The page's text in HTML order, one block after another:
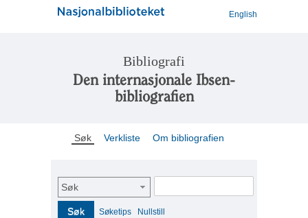
English
Bibliografi
Den internasjonale Ibsen-
bibliografien
Søk Verkliste Om bibliografien
Søk
Søk Søketips Nullstill